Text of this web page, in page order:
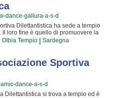
dance-gallura-a-s-d
Dilettantistica ha sede a tempio
loro fine è quello di promuovere la
corsi per bambini, ragazzi e adulti.
delle capacità motorie e fisiche degli
qualità personali che si
sfide articolate. Proprio per
preparati della zona e sono convinti
Dance Gallura Associazione
genesi. La passione, i sacrifici e la
e superare i propri limiti personali
cui si viene immediatamente colpiti.
Olbia Tempio | Sardegna
Sportiva
dance-a-s-d
Dilettantistica si trova a tempio ed è